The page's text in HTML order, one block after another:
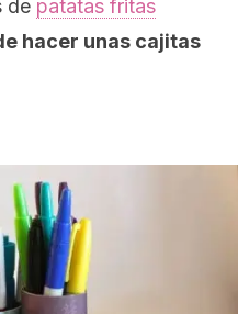
de patatas fritas
hacer unas cajitas